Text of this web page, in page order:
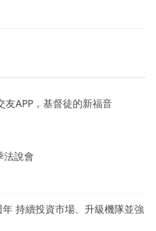
友APP，基督徒的新福音
法說會
持續投資市場、升級機隊並強